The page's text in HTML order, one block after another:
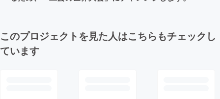
このプロジェクトを見た人はこちらもチェックし
ています